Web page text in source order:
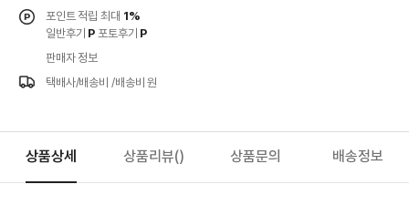
포인트 적립 최대 1%
일반후기 P 포토후기 P
판매자 정보
택배사/배송비 /배송비 원
상품상세 상품리뷰() 상품문의 배송정보